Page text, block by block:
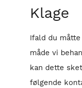
Klage
Ifald du
måde vi
kan dette
følgende